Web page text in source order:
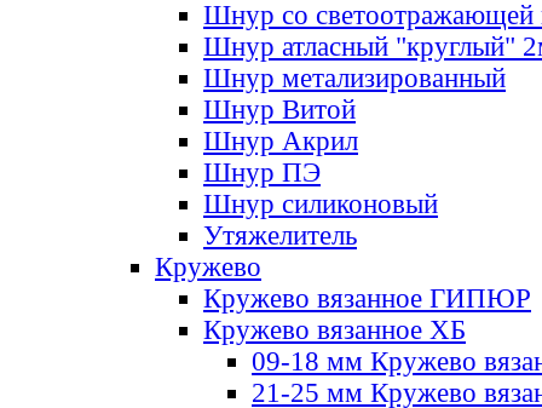
Шнур со светоотражающей
Шнур атласный "круглый"
Шнур метализированный
Шнур Витой
Шнур Акрил
Шнур ПЭ
Шнур силиконовый
Утяжелитель
Кружево
Кружево вязанное ГИПЮР
Кружево вязанное ХБ
09-18 мм Кружево
21-25 мм Кружево